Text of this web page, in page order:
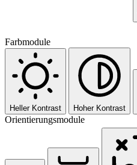
Farbmodule
Heller Kontrast Hoher Kontrast
Orientierungsmodule